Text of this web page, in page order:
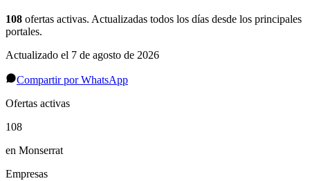
108 ofertas activas. Actualizadas todos los días desde los principales
portales.
Actualizado el 7 de agosto de 2026
Compartir por WhatsApp
Ofertas activas
108
en Monserrat
Empresas